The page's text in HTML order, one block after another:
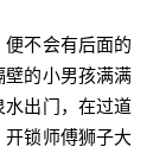
不会有后面的
的小男孩满满
出门，在过道
锁师傅狮子大